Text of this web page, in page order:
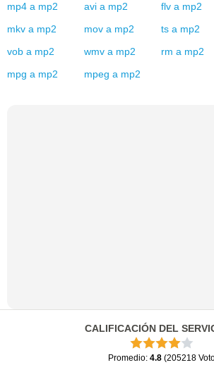
mp4 a mp2 avi a mp2 flv a mp2
mkv a mp2 mov a mp2 ts a mp2
vob a mp2 wmv a mp2 rm a mp2
mpg a mp2 mpeg a mp2
CALIFICACIÓN DEL
Promedio: 4.8 (205218